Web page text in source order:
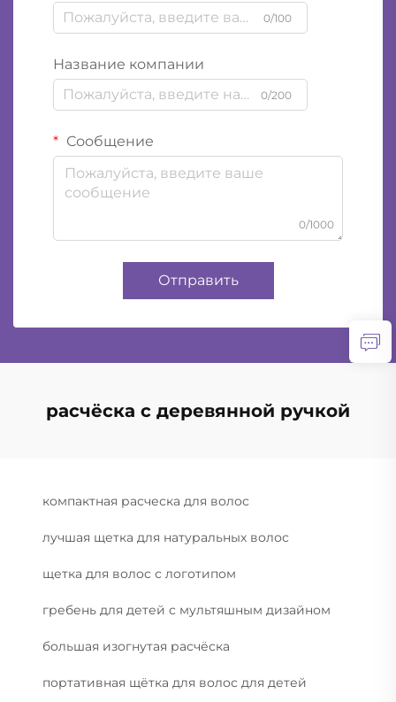
0/100
Название компании
0/200
Сообщение
0/1000
Отправить
расчёска с деревянной ручкой
компактная расческа для волос
лучшая щетка для натуральных волос
щетка для волос с логотипом
гребень для детей с мультяшным дизайном
большая изогнутая расчёска
портативная щётка для волос для детей